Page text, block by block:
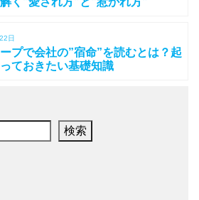
日
プで会社の”宿命”を読むとは？起
ておきたい基礎知識
検索